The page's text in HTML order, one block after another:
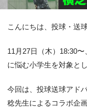
こんにちは、投球・送
11月27日（木）18:30
に悩む小学生を対象と
今回は、投球送球アド
稔先生によるコラボ企画